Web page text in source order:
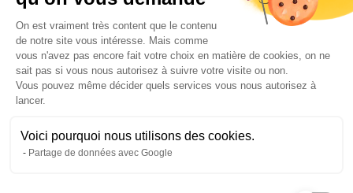
Plateforme de Gestion du
On est vraiment très content que le contenu
de notre site vous intéresse. Mais comme
vous n'avez pas encore fait votre choix en matière de cookies, on ne
sait pas si vous nous autorisez à suivre votre visite ou non.
Vous pouvez même décider quels services vous nous autorisez à
lancer.
Voici pourquoi nous utilisons des cookies.
Partage de données avec Google
Précédent
Suivant